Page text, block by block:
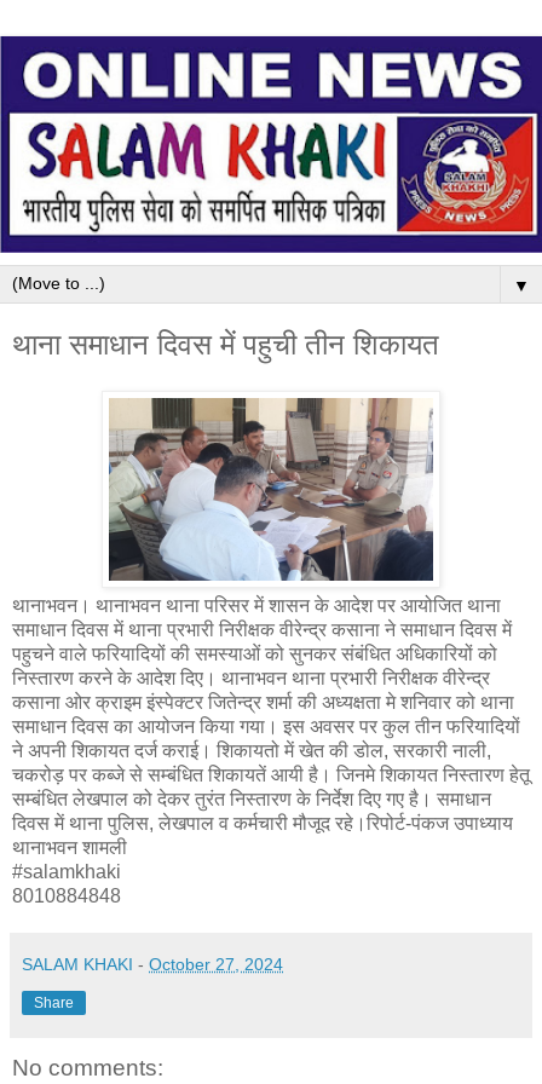
▼
थाना समाधान दिवस में पहुची तीन शिकायत
थानाभवन। थानाभवन थाना परिसर में शासन के आदेश पर आयोजित थाना
समाधान दिवस में थाना प्रभारी निरीक्षक वीरेन्द्र कसाना ने समाधान दिवस में
पहुचने वाले फरियादियों की समस्याओं को सुनकर संबंधित अधिकारियों को
निस्तारण करने के आदेश दिए। थानाभवन थाना प्रभारी निरीक्षक वीरेन्द्र
कसाना ओर क्राइम इंस्पेक्टर जितेन्द्र शर्मा की अध्यक्षता मे शनिवार को थाना
समाधान दिवस का आयोजन किया गया। इस अवसर पर कुल तीन फरियादियों
ने अपनी शिकायत दर्ज कराई। शिकायतो में खेत की डोल, सरकारी नाली,
चकरोड़ पर कब्जे से सम्बंधित शिकायतें आयी है। जिनमे शिकायत निस्तारण हेतू
सम्बंधित लेखपाल को देकर तुरंत निस्तारण के निर्देश दिए गए है। समाधान
दिवस में थाना पुलिस, लेखपाल व कर्मचारी मौजूद रहे।रिपोर्ट-पंकज उपाध्याय
थानाभवन शामली
#salamkhaki
8010884848
SALAM KHAKI - October 27, 2024
Share
No comments: